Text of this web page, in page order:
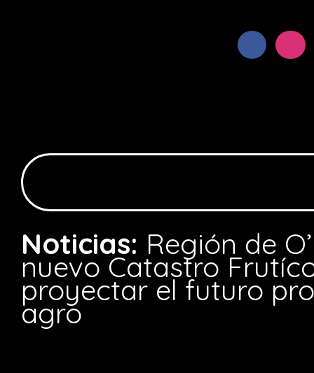
Noticias: Región de
nuevo Catastro
proyectar el futuro
agro